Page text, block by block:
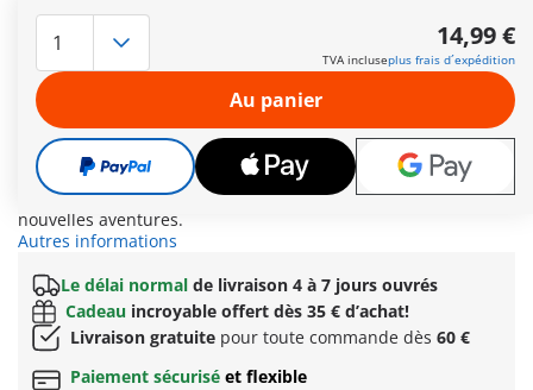
scooter : c'est un véritable art de vivre. La Vespa argentée,
avec sa roue de secours à l'arrière, séduit ceux qui ont soif
d'aventure et qui sont toujours en mouvement. Avec son
casque rétro et sa tenue confortable, le personnage respire
l'authenticité et est une véritable invitation au voyage. Les
autocollants inclus, dont le logo exclusif qui marque le 80e
anniversaire de la marque et une plaque d'immatriculation
reprenant la date du brevet historique, vous permettront de
personnaliser votre Vespa. Prêt pour la suite et pour de
nouvelles aventures.
Autres informations
Le délai normal de livraison 4 à 7 jours ouvrés
Cadeau incroyable offert dès 35 € d’achat!
Livraison gratuite pour toute commande dès 60 €
Paiement sécurisé et flexible
14,99 €
TVA incluseplus frais d´expédition
Au panier